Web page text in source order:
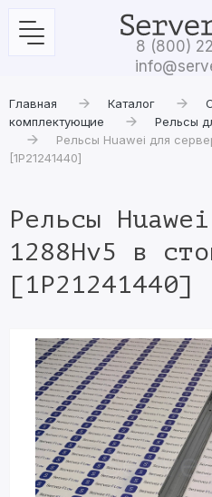
8 (800)
Главная Каталог
комплектующие
Рельсы
Рельсы Huawei для
[1P21241440]
Рельсы
1288Hv5 в
[1P21241440]